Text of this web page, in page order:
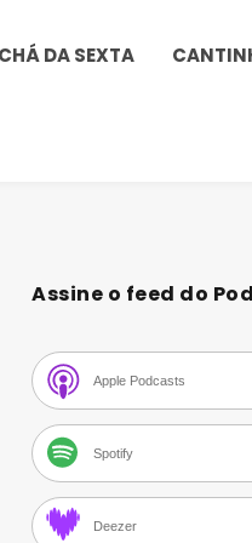
CHÁ DA SEXTA
Assine o feed do
Apple Podcasts
Spotify
Deezer